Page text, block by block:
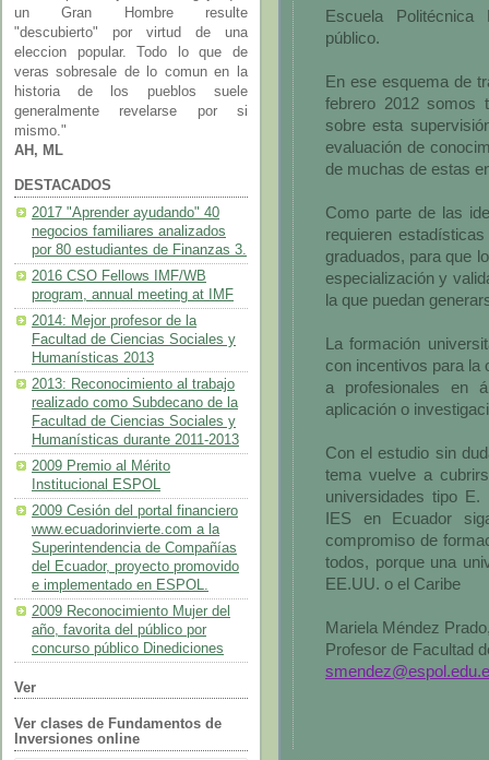
un Gran Hombre resulte
"descubierto" por virtud de una
eleccion popular. Todo lo que de
veras sobresale de lo comun en la
historia de los pueblos suele
generalmente revelarse por si
mismo."
AH, ML
DESTACADOS
2017 "Aprender ayudando" 40
negocios familiares analizados
por 80 estudiantes de Finanzas 3.
2016 CSO Fellows IMF/WB
program, annual meeting at IMF
2014: Mejor profesor de la
Facultad de Ciencias Sociales y
Humanísticas 2013
2013: Reconocimiento al trabajo
realizado como Subdecano de la
Facultad de Ciencias Sociales y
Humanísticas durante 2011-2013
2009 Premio al Mérito
Institucional ESPOL
2009 Cesión del portal financiero
www.ecuadorinvierte.com a la
Superintendencia de Compañías
del Ecuador, proyecto promovido
e implementado en ESPOL.
2009 Reconocimiento Mujer del
año, favorita del público por
concurso público Dinediciones
Ver
Ver clases de Fundamentos de
Inversiones online
Escuela
público.
En ese esquema de
febrero 2012 somos
sobre esta
evaluación de
de muchas de estas
Como parte de las
requieren
graduados, para que
especialización y
la que puedan
La formación
con incentivos para la
a profesionales en
aplicación o
Con el estudio sin
tema vuelve a
universidades tipo
IES en Ecuador
compromiso de
todos, porque una
EE.UU. o el Caribe
Mariela Méndez
Profesor de Facultad